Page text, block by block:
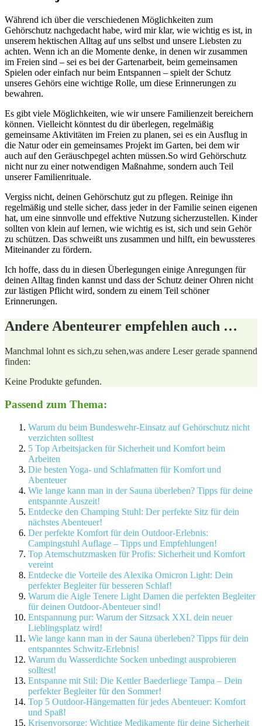
Während ich​ über die verschiedenen Möglichkeiten zum
Gehörschutz nachgedacht‌ habe, wird mir klar, wie wichtig es ist, in
unserem hektischen Alltag auf uns selbst und unsere ‍Liebsten zu
achten. Wenn ich ⁤an die Momente denke, in⁤ denen wir zusammen
im Freien sind‍ – sei es bei der Gartenarbeit, beim gemeinsamen
Spielen oder einfach nur beim Entspannen – ⁢spielt der Schutz‌
unseres Gehörs⁣ eine ‍wichtige‌ Rolle, um‍ diese Erinnerungen ⁢zu
bewahren.
Es gibt‍ viele Möglichkeiten, wie wir unsere ⁢Familienzeit bereichern
können. Vielleicht könntest du dir überlegen, regelmäßig
gemeinsame Aktivitäten im Freien zu planen, sei es ein Ausflug ⁣in
die Natur oder ein gemeinsames Projekt im Garten, bei dem wir
auch auf den ⁢Geräuschpegel achten müssen.So wird Gehörschutz
nicht nur zu einer notwendigen Maßnahme, sondern auch Teil
unserer Familienrituale.
Vergiss nicht, deinen Gehörschutz gut zu pflegen. Reinige ihn
⁣regelmäßig und⁤ stelle sicher, dass jeder in der Familie ⁣seinen eigenen
hat,⁣ um eine sinnvolle ‍und effektive Nutzung sicherzustellen. Kinder
‌sollten von klein auf lernen, wie wichtig es ist, sich und ‌sein Gehör
zu schützen. Das schweißt uns zusammen und​ hilft, ein bewussteres
Miteinander zu fördern.
Ich‌ hoffe, dass⁣ du in ‍diesen Überlegungen einige Anregungen für
deinen Alltag finden kannst und dass der Schutz deiner​ Ohren nicht⁢
zur lästigen Pflicht wird, sondern zu einem Teil schöner
Erinnerungen.
Andere Abenteurer empfehlen auch …
Manchmal lohnt es sich,zu sehen,was andere Leser gerade spannend
finden:
Keine Produkte gefunden.
Passend zum Thema:
Warum du beim Bundeswehr-Einsatz auf Gehörschutz nicht
verzichten solltest
5 Top Arbeitsjacken für Sicherheit und Komfort beim
Arbeiten
Die besten Yoga- und Schlafmatten für Komfort und
Abenteuer
Wie lange kann man in der Sauna überleben? Tipps für deine
entspannte Auszeit!
Entdecke den Champing Stuhl: Der perfekte Sitz für dein
nächstes Abenteuer!
Der perfekte Komfort für dein Outdoor-Erlebnis:
Campingstuhl Auflage – Tipps und Empfehlungen!
Top Atemschutzmasken für Profis: Sicherheit und Komfort
vereint
Entdecke die Vorteile des Alexika Omicron Light: Dein
perfekter Begleiter für besseren Schlaf!
Warum die Aigle Tenere Light Damen die perfekten Begleiter
für deinen Outdoor-Abenteuer sind!
Entspannung pur: Warum der Sitzsack XXL dein neuer
Lieblingsplatz wird!
Wie lange kann man in der Sauna überleben? Tipps für dein
entspanntes Schwitz-Erlebnis!
Warum du Wasserdichte Socken unbedingt ausprobieren
solltest!
Entspanne mit Stil: Die Kettler Baederliege Tampa – Dein
perfekter Begleiter für den Sommer!
Top 5 Outdoor-Hängematten für jedes Abenteuer: Komfort
und Spaß!
Krisenvorsorge: Wichtige Medikamente für deine Sicherheit